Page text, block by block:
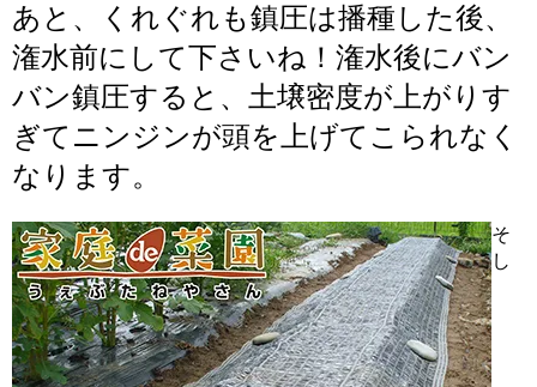
あと、くれぐれも鎮圧は播種した後、
潅水前にして下さいね！潅水後にバン
バン鎮圧すると、土壌密度が上がりす
ぎてニンジンが頭を上げてこられなく
なります。
そ
し